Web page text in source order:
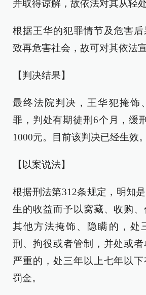
并取得谅解，故依法对其从轻处
根据王华的犯罪情节及危害
致再危害社会，故可对其依法宣
【判决结果】
最终法院判决，王华犯掩饰
罪，判处有期徒刑6个月，缓
1000元。目前该判决已经生效。
【以案说法】
根据刑法第312条规定，明知
生的收益而予以窝藏、收购
其他方法掩饰、隐瞒的，处
刑、拘役或者管制，并处或
严重的，处三年以上七年以
罚金。